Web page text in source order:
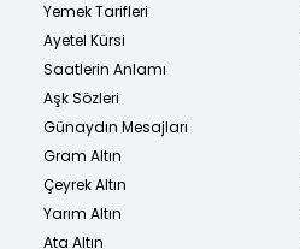
Yemek Tarifleri
Ayetel Kürsi
Saatlerin Anlamı
Aşk Sözleri
Günaydın Mesajları
Gram Altın
Çeyrek Altın
Yarım Altın
Ata Altın